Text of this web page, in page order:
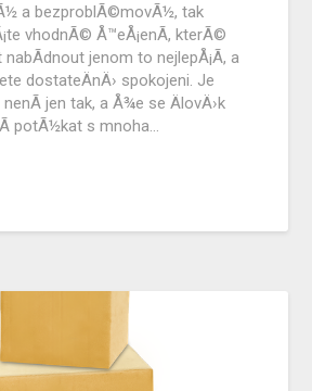
a bezproblÃ©movÃ½, tak
vhodnÃ© Å™eÅ¡enÃ­, kterÃ©
nabÃ­dnout jenom to nejlepÅ¡Ã­, a
dostateÄnÄ› spokojeni. Je
jen tak, a Å¾e se ÄlovÄ›k
potÃ½kat s mnoha…